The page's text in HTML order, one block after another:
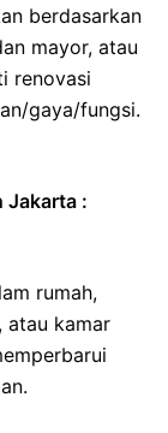
berdasarkan
mayor, atau
renovasi
gaya/fungsi.
Jakarta :
rumah,
atau kamar